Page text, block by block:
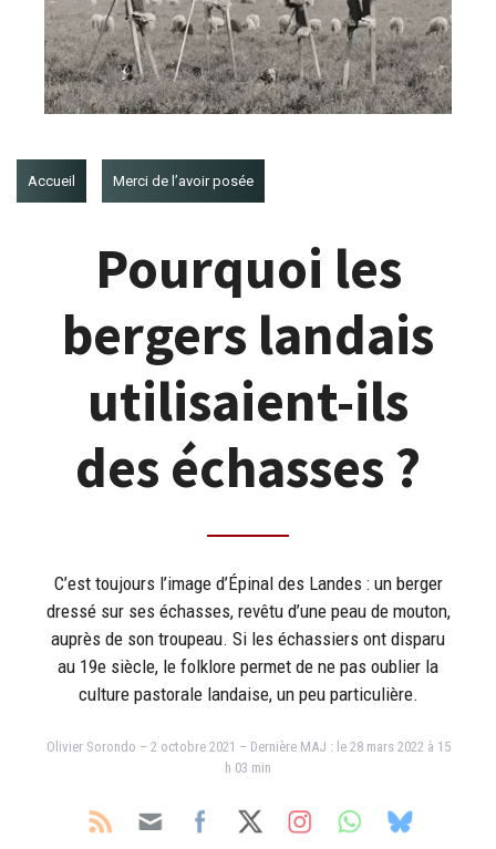
Accueil Merci de l’avoir posée
Pourquoi les
bergers landais
utilisaient-ils
des échasses ?
C’est toujours l’image d’Épinal des Landes : un berger
dressé sur ses échasses, revêtu d’une peau de mouton,
auprès de son troupeau. Si les échassiers ont disparu
au 19e siècle, le folklore permet de ne pas oublier la
culture pastorale landaise, un peu particulière.
Olivier Sorondo – 2 octobre 2021 – Dernière MAJ : le 28 mars 2022 à 15
h 03 min